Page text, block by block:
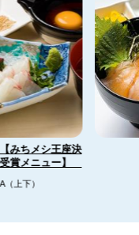
みちメシ王座決
賞メニュー】
（上下）